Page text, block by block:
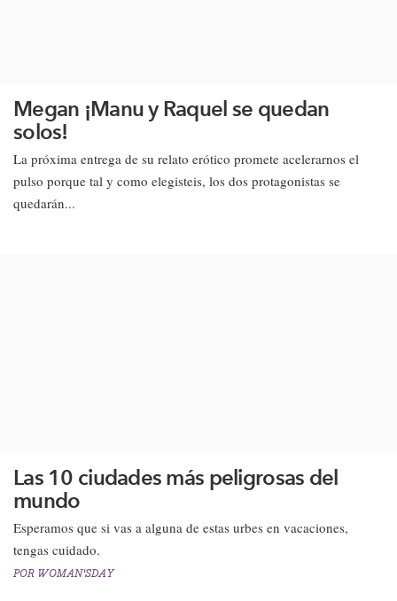
Megan ¡Manu y Raquel se quedan
solos!
​La próxima entrega de su relato erótico promete acelerarnos el
pulso porque tal y como elegisteis, los dos protagonistas se
quedarán...
Las 10 ciudades más peligrosas del
mundo
Esperamos que si vas a alguna de estas urbes en vacaciones,
tengas cuidado.​​
POR WOMAN'SDAY